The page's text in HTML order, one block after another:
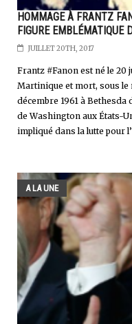
HOMMAGE À FRANTZ
FIGURE EMBLÉMATIQUE
JUILLET 20TH, 2017
Frantz #Fanon est né le 20
Martinique et mort, sous le
décembre 1961 à
de Washington aux États-
impliqué dans la lutte pour
A LA UNE